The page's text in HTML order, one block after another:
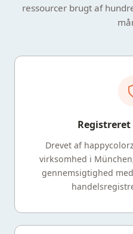
ressourcer brugt af
Drevet af
virksomhed i
gennemsigtighed